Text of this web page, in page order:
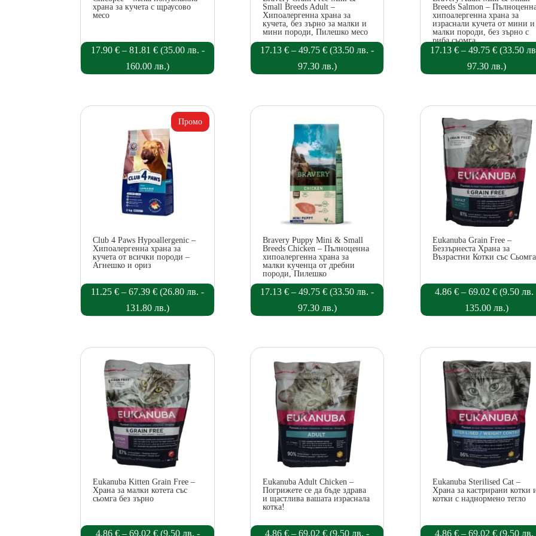
храна за кучета с щраусово
месо
17.90 € – 81.81 €Price
range:
81.81 €
(35.00 лв. -
160.00лв.)
Small Breeds Adult –
Хипоалергенна храна за
кучета, без зърно за малки и
мини породи, Пилешко месо
17.13€ – 49.75€Price
range:
(33.50лв. -
97.30 лв.)
Breeds Salmon –
хипоалергенна храна за
израснали кучета от мини и
малки породи, без зърно с
риба сьомга
17.13 € – 49.75 €Price
range:
(33.50
97.30лв.)
Club 4 Paws Hypoallergenic –
Хипоалергенна храна за
кучета от всички породи –
Агнешко и ориз
11.25€ – 67.39€Price
range:
(26.80лв. -
131.80лв.)
Bravery Puppy Mini & Small
Breeds Chicken – Пълноценна
хипоалергенна храна за
малки кученца от дребни
породи, Пилешко
17.13€ – 49.75€Price
range:
(33.50лв. -
97.30 лв.)
Eukanuba Grain Free –
Беззърнеста Храна за
Възрастни Котки със Сьомга
4.86 € – 69.02 €Price
range:
(9.50 лв.
135.00лв.)
Eukanuba Kitten Grain Free –
Храна за малки котета със
сьомга без зърно
4.86 € – 69.02 €Price
(9.50 лв. -
Eukanuba Adult Chicken –
Погрижете се да бъде здрава
и щастлива вашата израснала
котка!
4.86€ – 69.02€Price
(9.50лв. -
Eukanuba Sterilised Cat –
Храна за кастрирани котки
котки с наднормено тегло
4.86 € – 69.02 €Price
(9.50 лв.